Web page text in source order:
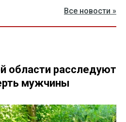
Все новости »
области расследуют
мужчины